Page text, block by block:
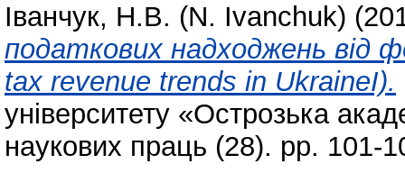
Іванчук, Н.В. (N. Ivanchuk)
податкових надходжень від
tax revenue trends in UkraineI).
університету «Острозька
наукових праць (28). pp. 101-